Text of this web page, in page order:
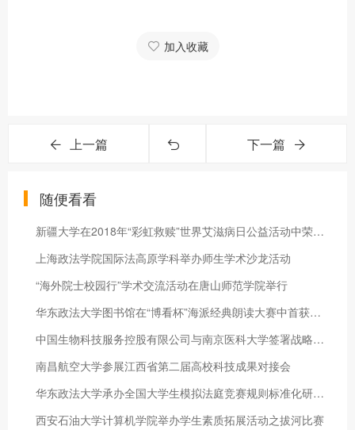
加入收藏
上一篇 下一篇
随便看看
新疆大学在2018年“彩虹救赎”世界艾滋病日公益活动中荣获佳绩
上海政法学院国际法高原学科举办师生学术沙龙活动
“海外院士校园行”学术交流活动在唐山师范学院举行
华东政法大学图书馆在“博看杯”海派经典朗读大赛中首获佳绩
中国生物科技服务控股有限公司与南京医科大学签署战略合作协议
南昌航空大学参展江西省第二届高校科技成果对接会
华东政法大学承办全国大学生模拟法庭竞赛规则标准化研讨会
西安石油大学计算机学院举办学生素质拓展活动之拔河比赛